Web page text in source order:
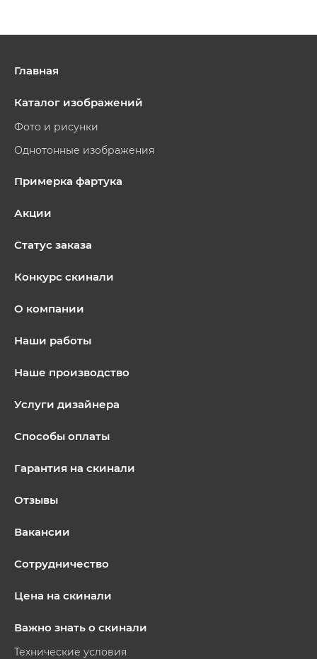
Главная
Каталог изображений
Фото и рисунки
Однотонные изображения
Примерка фартука
Акции
Статус заказа
Конкурс скинали
О компании
Наши работы
Наше производство
Услуги дизайнера
Способы оплаты
Гарантия на скинали
Отзывы
Вакансии
Сотрудничество
Цена на скинали
Важно знать о скинали
Технические условия